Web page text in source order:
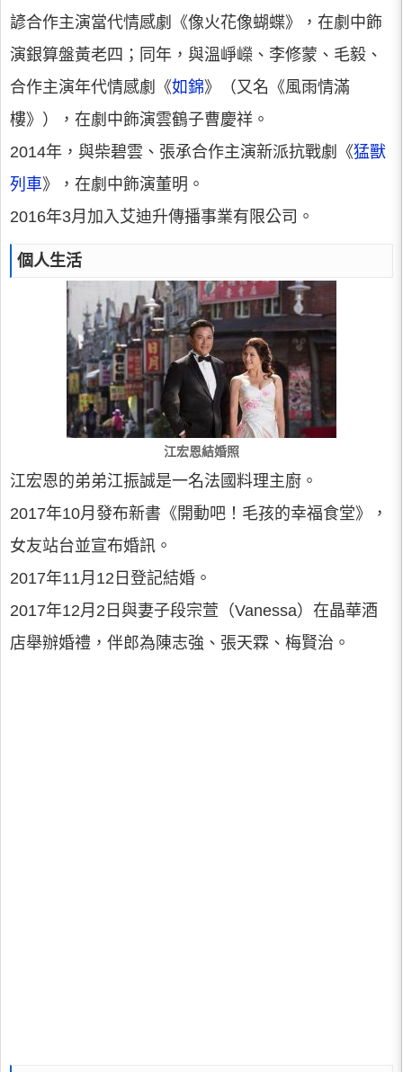
諺合作主演當代情感劇《像火花像蝴蝶》，在劇中飾
演銀算盤黃老四；同年，與溫崢嶸、李修蒙、毛毅、
合作主演年代情感劇《如錦》（又名《風雨情滿
樓》），在劇中飾演雲鶴子曹慶祥。
2014年，與柴碧雲、張承合作主演新派抗戰劇《猛獸
列車》，在劇中飾演董明。
2016年3月加入艾迪升傳播事業有限公司。
個人生活
江宏恩結婚照
江宏恩的弟弟江振誠是一名法國料理主廚。
2017年10月發布新書《開動吧！毛孩的幸福食堂》，
女友站台並宣布婚訊。
2017年11月12日登記結婚。
2017年12月2日與妻子段宗萱（Vanessa）在晶華酒
店舉辦婚禮，伴郎為陳志強、張天霖、梅賢治。